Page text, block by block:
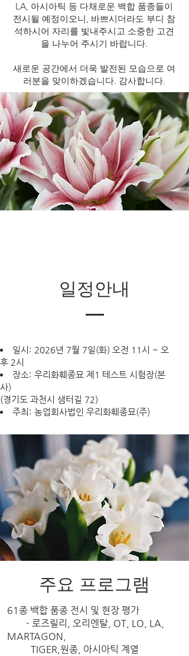
LA, 아시아틱 등 다채로운 백합 품종들이
전시될 예정이오니, 바쁘시더라도 부디 참
석하시어 자리를 빛내주시고 소중한 고견
을 나누어 주시기 바랍니다.
새로운 공간에서 더욱 발전된 모습으로 여
러분을 맞이하겠습니다. 감사합니다.
​일정안내
일시: 2026년 7월 7일(화) 오전 11시 ~ 오
후 2시
장소: 우리화훼종묘 제1 테스트 시험장(본
사)
(경기도 과천시 샘터길 72)
주최: 농업회사법인 우리화훼종묘(주)
주요 프로그램
61종 백합 품종 전시 및 현장 평가
- 로즈릴리, 오리엔탈, OT, LO, LA,
MARTAGON,
TIGER,원종, 아시아틱 계열